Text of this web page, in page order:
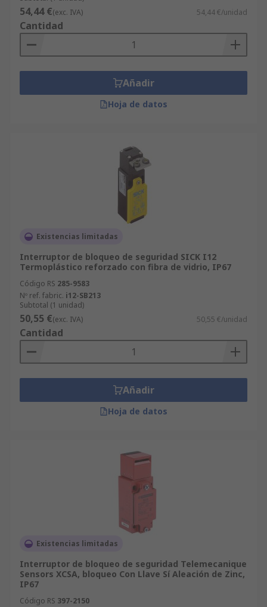
54,44 €(exc. IVA) 54,44 €/unidad
Cantidad
Añadir
Hoja de datos
Existencias limitadas
Interruptor de bloqueo de seguridad SICK I12
Termoplástico reforzado con fibra de vidrio, IP67
Código RS 285-9583
Nº ref. fabric. i12-SB213
Subtotal (1 unidad)
50,55 €(exc. IVA) 50,55 €/unidad
Cantidad
Añadir
Hoja de datos
Existencias limitadas
Interruptor de bloqueo de seguridad Telemecanique
Sensors XCSA, bloqueo Con Llave Sí Aleación de Zinc,
IP67
Código RS 397-2150